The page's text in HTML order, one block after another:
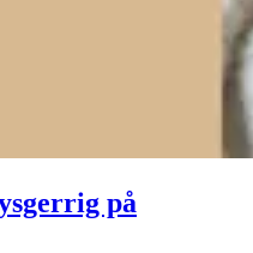
på